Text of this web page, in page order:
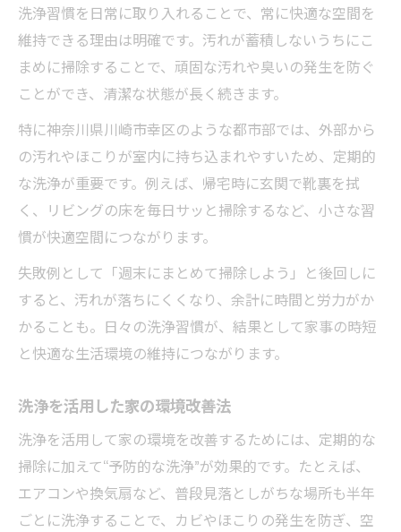
洗浄習慣を日常に取り入れることで、常に快適な空間を
維持できる理由は明確です。汚れが蓄積しないうちにこ
まめに掃除することで、頑固な汚れや臭いの発生を防ぐ
ことができ、清潔な状態が長く続きます。
特に神奈川県川崎市幸区のような都市部では、外部から
の汚れやほこりが室内に持ち込まれやすいため、定期的
な洗浄が重要です。例えば、帰宅時に玄関で靴裏を拭
く、リビングの床を毎日サッと掃除するなど、小さな習
慣が快適空間につながります。
失敗例として「週末にまとめて掃除しよう」と後回しに
すると、汚れが落ちにくくなり、余計に時間と労力がか
かることも。日々の洗浄習慣が、結果として家事の時短
と快適な生活環境の維持につながります。
洗浄を活用した家の環境改善法
洗浄を活用して家の環境を改善するためには、定期的な
掃除に加えて“予防的な洗浄”が効果的です。たとえば、
エアコンや換気扇など、普段見落としがちな場所も半年
ごとに洗浄することで、カビやほこりの発生を防ぎ、空